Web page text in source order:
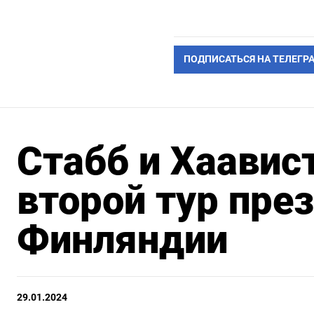
ПОДПИСАТЬСЯ НА
Стабб и
второй тур
Финляндии
29.01.2024